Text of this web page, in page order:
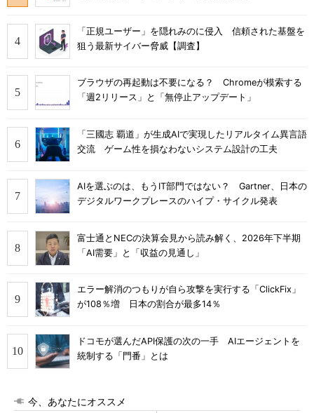
「正規ユーザー」を隠れみのに侵入 信頼された基盤を
狙う最新サイバー脅威【調査】
ブラウザの再起動は不要になる？ Chromeが模索する
「週2リリース」と「無停止アップデート」
「三國志 覇道」が生成AIで実現したリアルタイム異言語
交流 ゲーム性を損なわないシステム設計の工夫
AIを選ぶのは、もうIT部門ではない？ Gartner、日本の
デジタルワークプレースのハイプ・サイクル発表
富士通とNECの決算会見から読み解く、2026年下半期
「AI需要」と「収益の見通し」
エラー解消のつもりが自ら攻撃を実行する「ClickFix」
が108％増 日本の割合が最多14％
ドコモが選んだAPI保護の次の一手 AIエージェントを
統制する「門番」とは
今、あなたにオススメ